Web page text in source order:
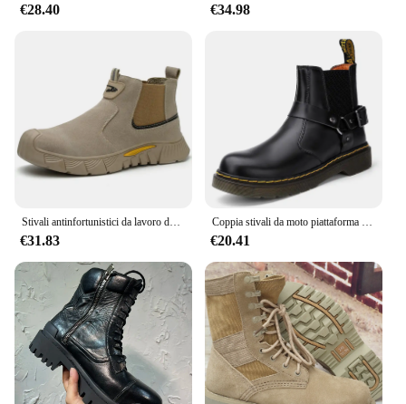
€28.40 €34.98
€31.83 €20.41